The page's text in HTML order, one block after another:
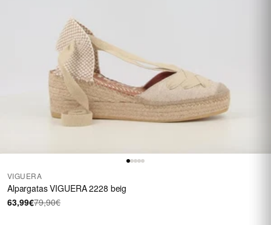
VIGUERA
Alpargatas VIGUERA 2228 beig
63,99€79,90€